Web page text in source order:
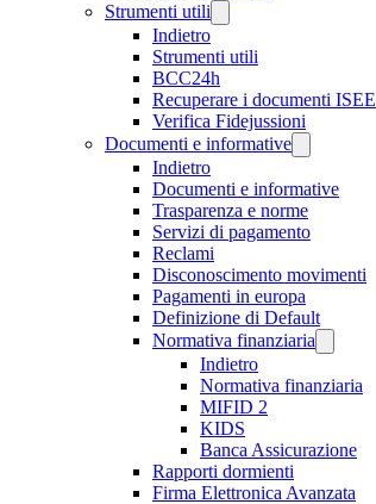
Strumenti utili
Indietro
Strumenti utili
BCC24h
Recuperare i documenti ISEE
Verifica Fidejussioni
Documenti e informative
Indietro
Documenti e informative
Trasparenza e norme
Servizi di pagamento
Reclami
Disconoscimento movimenti
Pagamenti in europa
Definizione di Default
Normativa finanziaria
Indietro
Normativa finanziaria
MIFID 2
KIDS
Banca Assicurazione
Rapporti dormienti
Firma Elettronica Avanzata